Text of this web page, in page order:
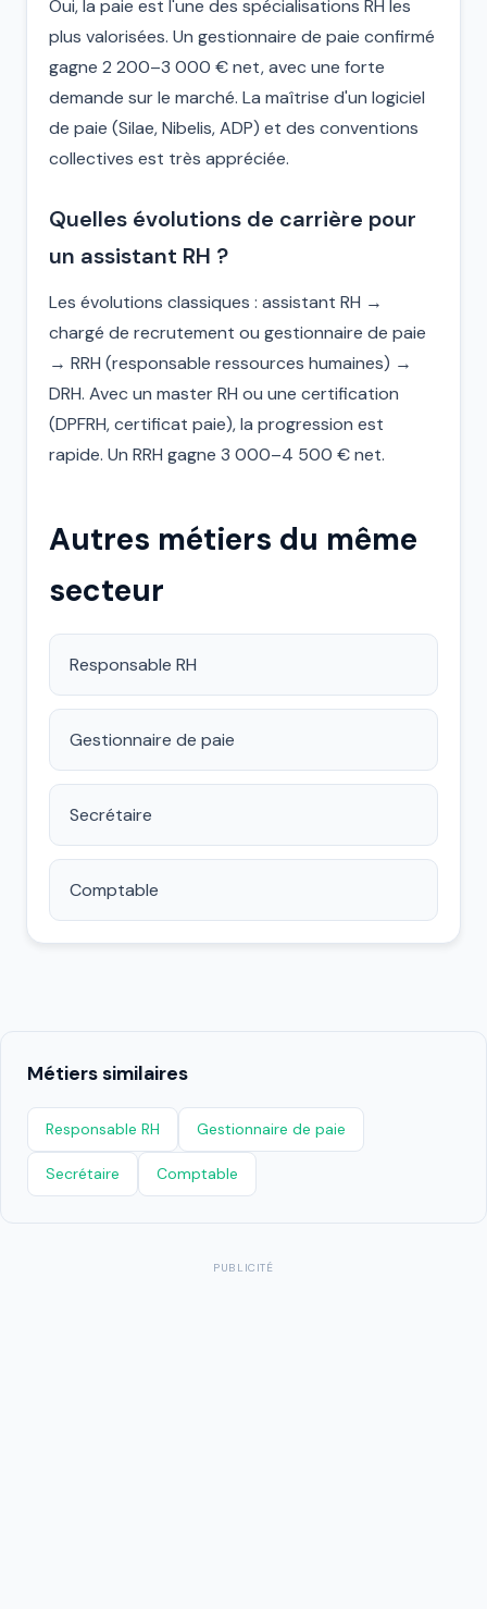
Oui, la paie est l'une des spécialisations RH les
plus valorisées. Un gestionnaire de paie confirmé
gagne 2 200–3 000 € net, avec une forte
demande sur le marché. La maîtrise d'un logiciel
de paie (Silae, Nibelis, ADP) et des conventions
collectives est très appréciée.
Quelles évolutions de carrière pour
un assistant RH ?
Les évolutions classiques : assistant RH →
chargé de recrutement ou gestionnaire de paie
→ RRH (responsable ressources humaines) →
DRH. Avec un master RH ou une certification
(DPFRH, certificat paie), la progression est
rapide. Un RRH gagne 3 000–4 500 € net.
Autres métiers du même
secteur
Responsable RH
Gestionnaire de paie
Secrétaire
Comptable
Métiers similaires
Responsable RH Gestionnaire de paie
Secrétaire Comptable
PUBLICITÉ